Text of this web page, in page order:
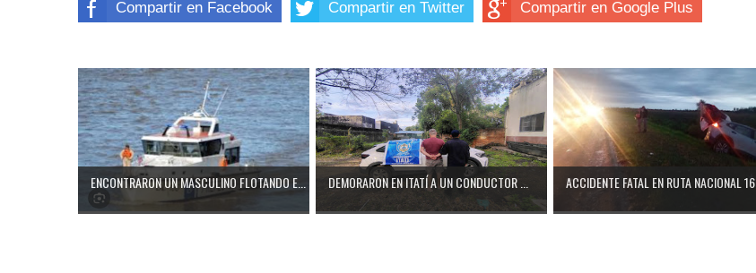
Compartir en Facebook Compartir en Twitter Compartir en Google Plus
ENCONTRARON UN MASCULINO FLOTANDO E... DEMORARON EN ITATÍ A UN CONDUCTOR ... ACCIDENTE FATAL EN RUTA NACIONAL 16...